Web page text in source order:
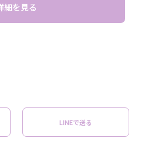
細を見る
LINEで送る